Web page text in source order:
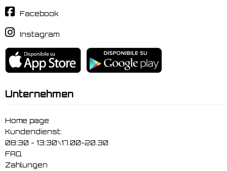
Facebook
Instagram
Unternehmen
Home page
Kundendienst:
08:30 - 13:30\17.00-20.30
FAQ
Zahlungen